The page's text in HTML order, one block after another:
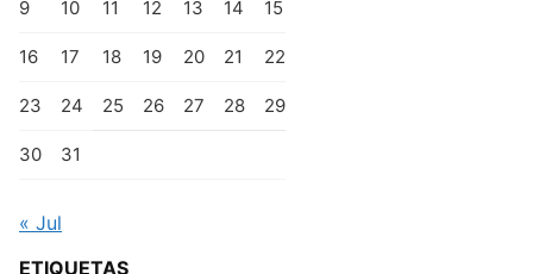
9 10 11 12 13 14 15
16 17 18 19 20 21 22
23 24 25 26 27 28 29
30 31
« Jul
ETIQUETAS